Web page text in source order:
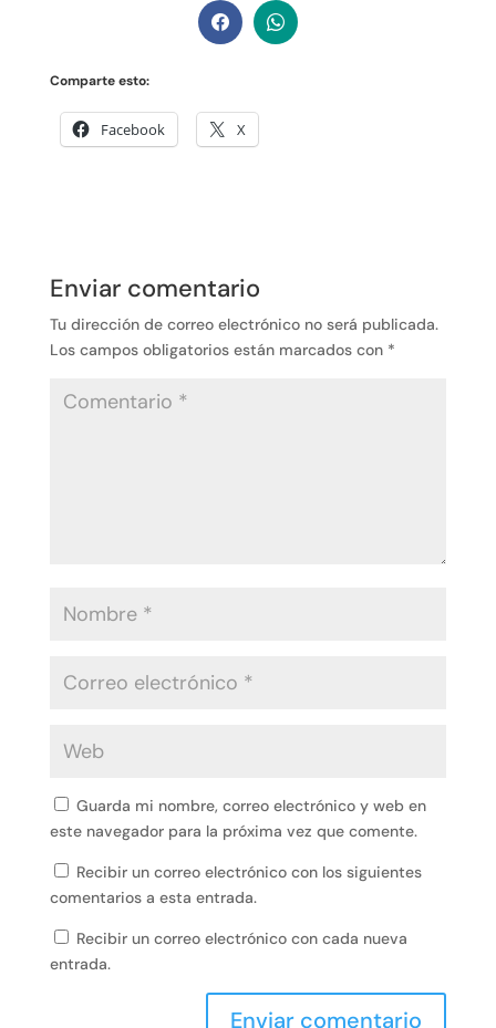
Comparte esto:
Facebook X
Enviar comentario
Tu dirección de correo electrónico no será publicada.
Los campos obligatorios están marcados con *
Guarda mi nombre, correo electrónico y web en
este navegador para la próxima vez que comente.
Recibir un correo electrónico con los siguientes
comentarios a esta entrada.
Recibir un correo electrónico con cada nueva
entrada.